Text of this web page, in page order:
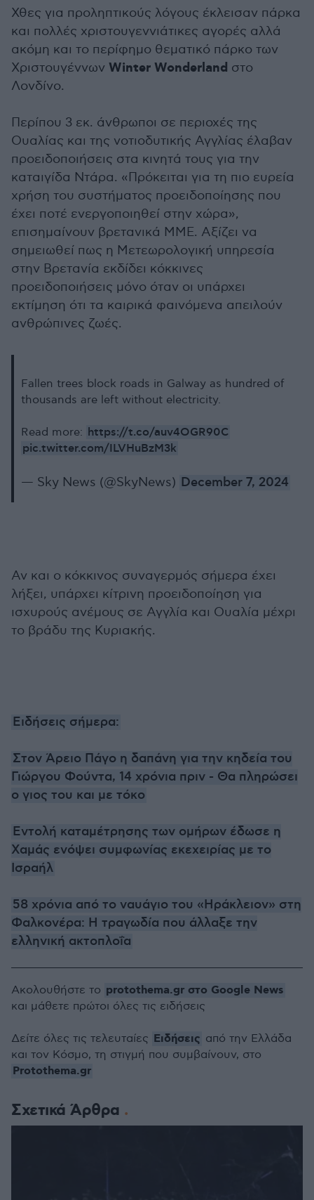
Χθες για προληπτικούς λόγους έκλεισαν πάρκα
και πολλές χριστουγεννιάτικες αγορές αλλά
ακόμη και το περίφημο θεματικό πάρκο των
Χριστουγέννων Winter Wonderland στο
Λονδίνο.
Περίπου 3 εκ. άνθρωποι σε περιοχές της
Ουαλίας και της νοτιοδυτικής Αγγλίας έλαβαν
προειδοποιήσεις στα κινητά τους για την
καταιγίδα Ντάρα. «Πρόκειται για τη πιο ευρεία
χρήση του συστήματος προειδοποίησης που
έχει ποτέ ενεργοποιηθεί στην χώρα»,
επισημαίνουν βρετανικά ΜΜΕ. Αξίζει να
σημειωθεί πως η Μετεωρολογική υπηρεσία
στην Βρετανία εκδίδει κόκκινες
προειδοποιήσεις μόνο όταν οι υπάρχει
εκτίμηση ότι τα καιρικά φαινόμενα απειλούν
ανθρώπινες ζωές.
Fallen trees block roads in Galway as hundred of
thousands are left without electricity.
Read more: https://t.co/auv4OGR90C
pic.twitter.com/ILVHuBzM3k
— Sky News (@SkyNews) December 7, 2024
Αν και ο κόκκινος συναγερμός σήμερα έχει
λήξει, υπάρχει κίτρινη προειδοποίηση για
ισχυρούς ανέμους σε Αγγλία και Ουαλία μέχρι
το βράδυ της Κυριακής.
Ειδήσεις σήμερα:
Στον Άρειο Πάγο η δαπάνη για την κηδεία του
Γιώργου Φούντα, 14 χρόνια πριν - Θα πληρώσει
ο γιος του και με τόκο
Εντολή καταμέτρησης των ομήρων έδωσε η
Χαμάς ενόψει συμφωνίας εκεχειρίας με το
Ισραήλ
58 χρόνια από το ναυάγιο του «Ηράκλειον» στη
Φαλκονέρα: Η τραγωδία που άλλαξε την
ελληνική ακτοπλοΐα
Σχετικά Άρθρα
Ακολουθήστε το protothema.gr στο Google News
και μάθετε πρώτοι όλες τις ειδήσεις
Δείτε όλες τις τελευταίες Ειδήσεις από την Ελλάδα
και τον Κόσμο, τη στιγμή που συμβαίνουν, στο
Protothema.gr